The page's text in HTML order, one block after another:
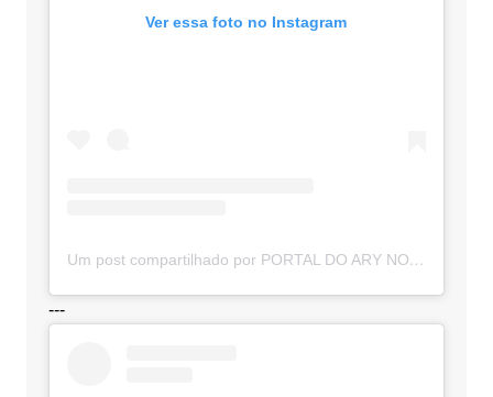
Ver essa foto no Instagram
Um post compartilhado por PORTAL DO ARY NOTÍCIAS (@portaldoarynoticias)
---